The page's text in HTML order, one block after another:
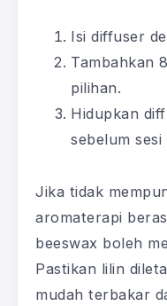
Isi diffuser
Tambahkan
pilihan.
Hidupkan
sebelum
Jika tidak
aromaterapi
beeswax boleh
Pastikan lilin
mudah terbakar